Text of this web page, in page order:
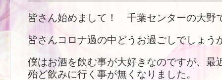
皆さん始めまして！ 千葉センターの大野
皆さんコロナ過の中どうお過ごしでしょう
僕はお酒を飲む事が大好きなのですが、最
殆ど飲みに行く事が無くなりました。